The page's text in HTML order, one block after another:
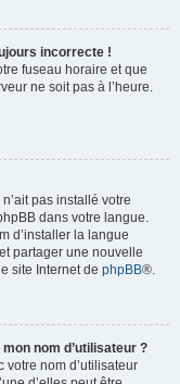
incorrecte !
fuseau horaire et que
ne soit pas à l’heure.
pas installé votre
dans votre langue.
d’installer la langue
partager une nouvelle
site Internet de phpBB®.
nom d’utilisateur ?
votre nom d’utilisateur